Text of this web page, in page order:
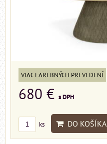
VIAC FAREBNÝCH PREVEDENÍ
680 € s DPH
ks DO KOŠÍKA